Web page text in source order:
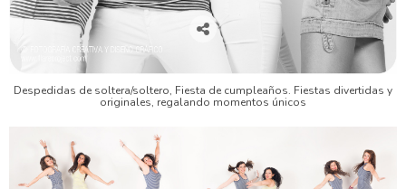
Despedidas de soltera/soltero, Fiesta de cumpleaños. Fiestas divertidas y
originales, regalando momentos únicos